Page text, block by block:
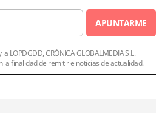
APUNTARME
LOPDGDD, CRÓNICA GLOBALMEDIA S.L.
la finalidad de remitirle noticias de actualidad.